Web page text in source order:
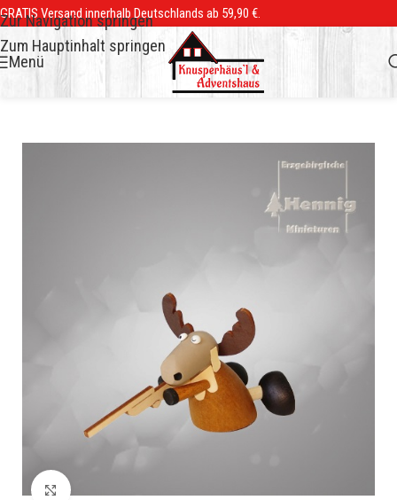
Zur Navigation springen
Zum Hauptinhalt springen
GRATIS Versand innerhalb Deutschlands ab 59,90 €.
Menü
Zum Vergrößern klicken